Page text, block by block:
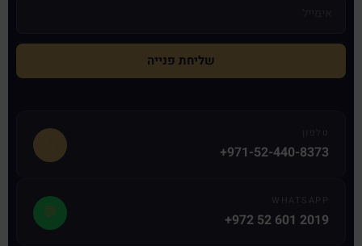
שליחת פנייה
טלפון
+971-52-440-8373
💬
WHATSAPP
+972 52 601 2019